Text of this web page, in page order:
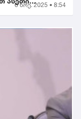
6 ნოე. 2025 • 8:54